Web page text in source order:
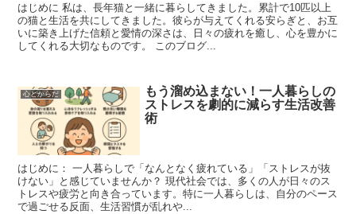
はじめに 私は、長年猫と一緒に暮らしてきました。累計で10匹以上
の猫と生活を共にしてきました。彼らが与えてくれる安らぎと、お互
いに築き上げた信頼と愛情の深さは、日々の疲れを癒し、心を豊かに
してくれる大切なものです。 このブログ...
心とからだ
もう溜め込まない！一人暮らしの
ストレスを劇的に減らす生活改善
術
はじめに： 一人暮らしで「なんとなく疲れている」「ストレスが抜
けない」と感じていませんか？ 現代社会では、多くの人が日々のス
トレスや疲労と向き合っています。特に一人暮らしは、自分のペース
で過ごせる反面、生活習慣が乱れや...